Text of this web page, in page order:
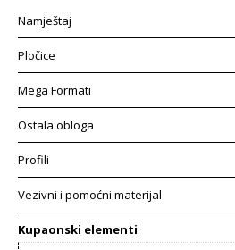
Namještaj
Pločice
Mega Formati
Ostala obloga
Profili
Vezivni i pomoćni materijal
Kupaonski elementi